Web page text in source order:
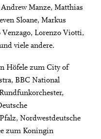
Manze, Matthias
Sloane, Markus
Lorenzo Viotti,
viele andere.
Höfele zum City of
BBC National
Nordwestdeutsche
zum Koningin